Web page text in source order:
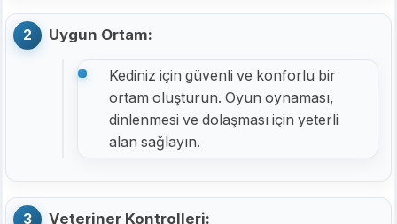
Uygun Ortam:
Kediniz için güvenli ve konforlu bir
ortam oluşturun. Oyun oynaması,
dinlenmesi ve dolaşması için yeterli
alan sağlayın.
Veteriner Kontrolleri: